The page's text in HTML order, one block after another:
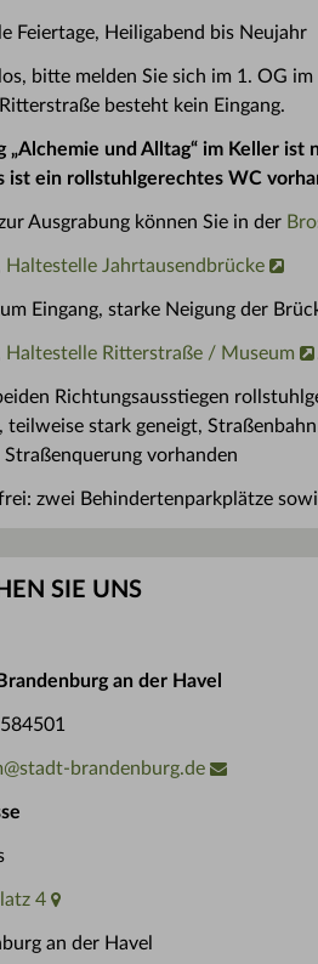
Feiertage, Heiligabend bis Neujahr
bitte melden Sie sich im 1. OG
besteht kein Eingang.
„Alchemie und Alltag“ im Keller
ist ein rollstuhlgerechtes WC
Ausgrabung können Sie in der
Haltestelle Jahrtausendbrücke
Eingang, starke Neigung der
Haltestelle Ritterstraße / Museum
Richtungsausstiegen
teilweise stark geneigt,
vorhanden
zwei Behindertenparkplätze
SIE UNS
an der Havel
@stadt-brandenburg.de
4
an der Havel